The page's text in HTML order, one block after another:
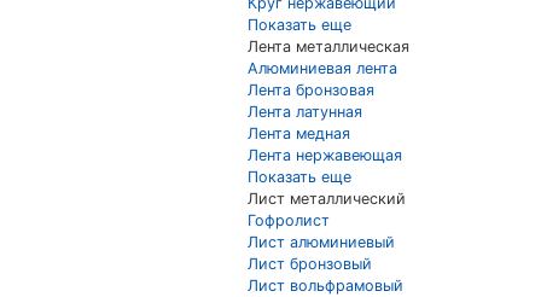
Показать еще
Лента металлическая
Алюминиевая лента
Лента бронзовая
Лента латунная
Лента медная
Лента нержавеющая
Показать еще
Лист металлический
Гофролист
Лист алюминиевый
Лист бронзовый
Лист вольфрамовый